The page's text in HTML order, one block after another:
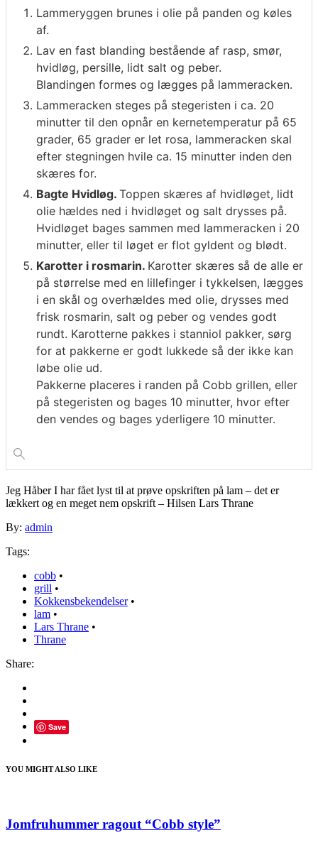
Lammeryggen brunes i olie på panden og køles
af.
Lav en fast blanding bestående af rasp, smør,
hvidløg, persille, lidt salt og peber.
Blandingen formes og lægges på lammeracken.
Lammeracken steges på stegeristen i ca. 20
minutter til den opnår en kernetemperatur på 65
grader, 65 grader er let rosa, lammeracken skal
efter stegningen hvile ca. 15 minutter inden den
skæres for.
Bagte Hvidløg. Toppen skæres af hvidløget, lidt
olie hældes ned i hvidløget og salt drysses på.
Hvidløget bages sammen med lammeracken i 20
minutter, eller til løget er flot gyldent og blødt.
Karotter i rosmarin. Karotter skæres så de alle er
på størrelse med en lillefinger i tykkelsen, lægges
i en skål og overhældes med olie, drysses med
frisk rosmarin, salt og peber og vendes godt
rundt. Karotterne pakkes i stanniol pakker, sørg
for at pakkerne er godt lukkede så der ikke kan
løbe olie ud.
Pakkerne placeres i randen på Cobb grillen, eller
på stegeristen og bages 10 minutter, hvor efter
den vendes og bages yderligere 10 minutter.
Jeg Håber I har fået lyst til at prøve opskriften på lam – det er
lækkert og en meget nem opskrift – Hilsen Lars Thrane
By: admin
Tags:
cobb •
grill •
Kokkensbekendelser•
lam •
Lars Thrane •
Thrane
Share:
Save
YOU MIGHT ALSO LIKE
Jomfruhummer ragout “Cobb style”